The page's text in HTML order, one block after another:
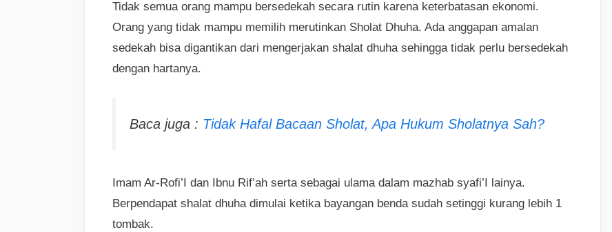
Tidak semua orang mampu bersedekah secara rutin karena keterbatasan ekonomi.
Orang yang tidak mampu memilih merutinkan Sholat Dhuha. Ada anggapan amalan
sedekah bisa digantikan dari mengerjakan shalat dhuha sehingga tidak perlu bersedekah
dengan hartanya.
Baca juga : Tidak Hafal Bacaan Sholat, Apa Hukum Sholatnya Sah?
Imam Ar-Rofi’I dan Ibnu Rif’ah serta sebagai ulama dalam mazhab syafi’I lainya.
Berpendapat shalat dhuha dimulai ketika bayangan benda sudah setinggi kurang lebih 1
tombak.